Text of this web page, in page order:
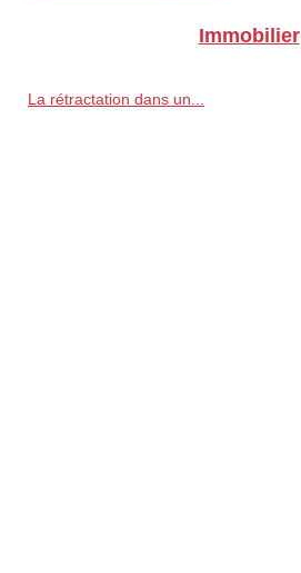
Immobilier
La rétractation dans un...